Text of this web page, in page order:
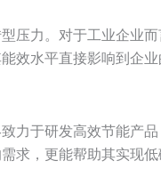
压力。对于工业企业
效水平直接影响到企业
力于研发高效节能产
求，更能帮助其实现低